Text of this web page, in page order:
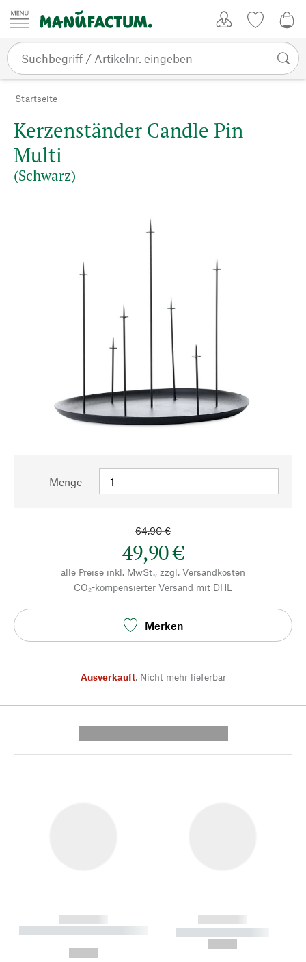
Zum Inhalt springen
Startseite
Kerzenständer Candle Pin
Multi
(Schwarz)
Menge
64,90 €
49,90 €
alle Preise inkl. MwSt., zzgl. Versandkosten
CO₂-kompensierter Versand mit DHL
Merken
Ausverkauft, Nicht mehr lieferbar
------------
----------- ----------- --------
------------
----------- -----------